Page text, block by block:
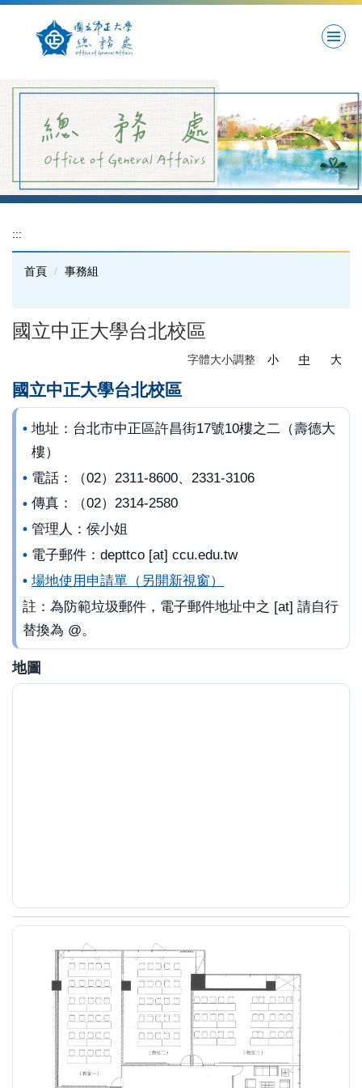
:::
首頁 事務組
國立中正大學台北校區
字體大小調整 小 中 大
國立中正大學台北校區
地址：台北市中正區許昌街17號10樓之二（壽德大
樓）
電話：（02）2311-8600、2331-3106
傳真：（02）2314-2580
管理人：侯小姐
電子郵件：depttco [at] ccu.edu.tw
場地使用申請單（另開新視窗）
註：為防範垃圾郵件，電子郵件地址中之 [at] 請自行
替換為 @。
地圖